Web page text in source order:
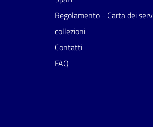
Regolamento - Carta dei
collezioni
Contatti
FAQ